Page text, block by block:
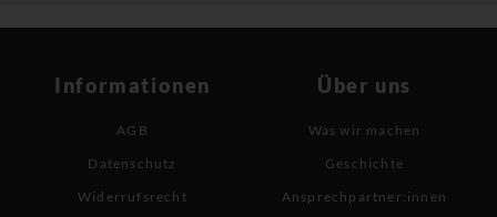
Informationen
AGB
Datenschutz
Widerrufsrecht
Über uns
Was wir machen
Geschichte
Ansprechpartner:innen